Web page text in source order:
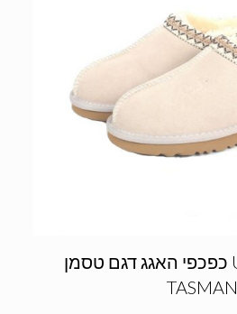
כפכפי האגג דגם טסמן UGG SLIPPER
TASMAN